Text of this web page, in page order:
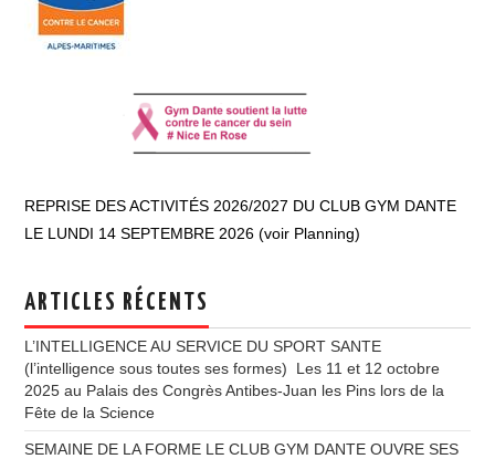
REPRISE DES ACTIVITÉS 2026/2027 DU CLUB GYM DANTE
LE LUNDI 14 SEPTEMBRE 2026 (voir Planning)
ARTICLES RÉCENTS
L’INTELLIGENCE AU SERVICE DU SPORT SANTE
(l’intelligence sous toutes ses formes) Les 11 et 12 octobre
2025 au Palais des Congrès Antibes-Juan les Pins lors de la
Fête de la Science
SEMAINE DE LA FORME LE CLUB GYM DANTE OUVRE SES